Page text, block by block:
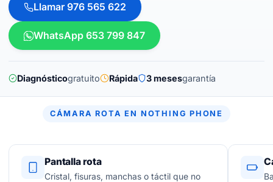
Llamar 976 565 622
WhatsApp 653 799 847
Diagnósticogratuito Rápida 3 mesesgarantía
CÁMARA ROTA EN NOTHING PHONE
Pantalla rota
Cristal, fisuras, manchas o táctil que no